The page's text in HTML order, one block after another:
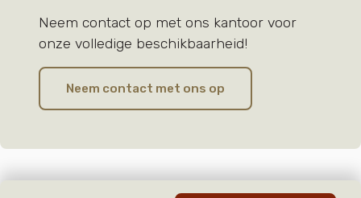
Neem contact op met ons kantoor voor
onze volledige beschikbaarheid!
Neem contact met ons op